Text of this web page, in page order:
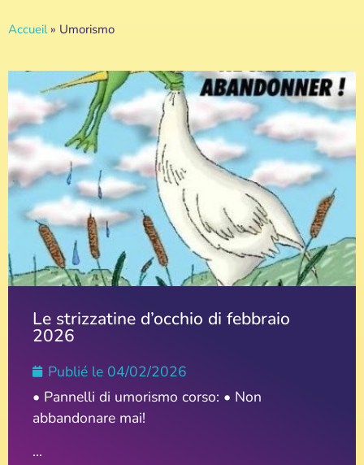
Accueil» Umorismo
Le strizzatine d’occhio di febbraio
2026
Publié le 04/02/2026
• Pannelli di umorismo corso: • Non
abbandonare mai!
...